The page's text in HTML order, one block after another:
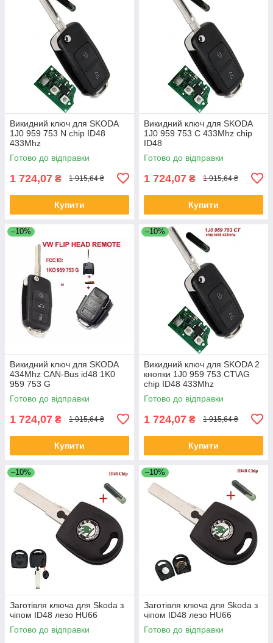
Викидний ключ для SKODA
1J0 959 753 N chip ID48
433Mhz
Готово до відправки
1 724,07 ₴ 1 915,64 ₴
Купити
Викидний ключ для SKODA
1J0 959 753 C 433Mhz chip
ID48
Готово до відправки
1 724,07 ₴ 1 915,64 ₴
Купити
–10%
Викидний ключ для SKODA
434Mhz CAN-Bus id48 1K0
959 753 G
Готово до відправки
1 724,07 ₴ 1 915,64 ₴
Купити
–10%
Викидний ключ для SKODA 2
кнопки 1J0 959 753 CT\AG
chip ID48 433Mhz
Готово до відправки
1 724,07 ₴ 1 915,64 ₴
Купити
–10%
Заготівля ключа для Skoda з
чіпом ID48 лезо HU66
Готово до відправки
–10%
Заготівля ключа для Skoda з
чіпом ID48 лезо HU66
Готово до відправки